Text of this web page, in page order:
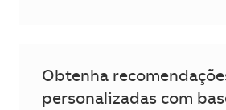
Obtenha
personalizadas com